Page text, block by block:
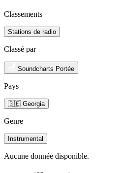
Classements
Stations de radio
Classé par
Soundcharts Portée
Pays
🇬🇪 Georgia
Genre
Instrumental
Aucune donnée disponible.